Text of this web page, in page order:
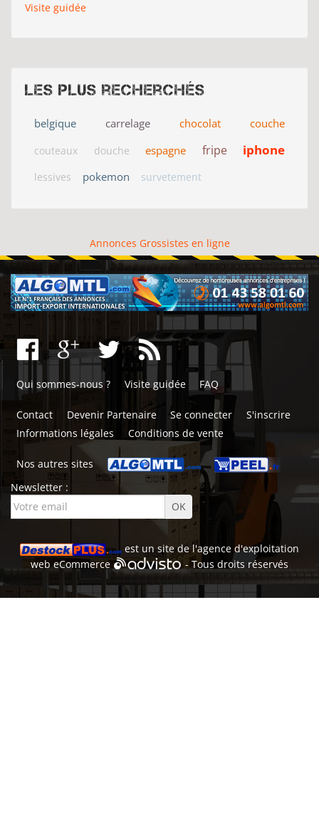
Visite guidée
Les plus recherchés
belgique carrelage chocolat couche
couteaux douche espagne fripe iphone
lessives pokemon survetement
Annonces Grossistes en ligne
Qui sommes-nous ? Visite guidée FAQ
Contact Devenir Partenaire Se connecter
S'inscrire
Informations légales
Conditions de vente
Nos autres sites
Newsletter :
est un site de l'agence d'exploitation
webeCommerce - Tous droits réservés